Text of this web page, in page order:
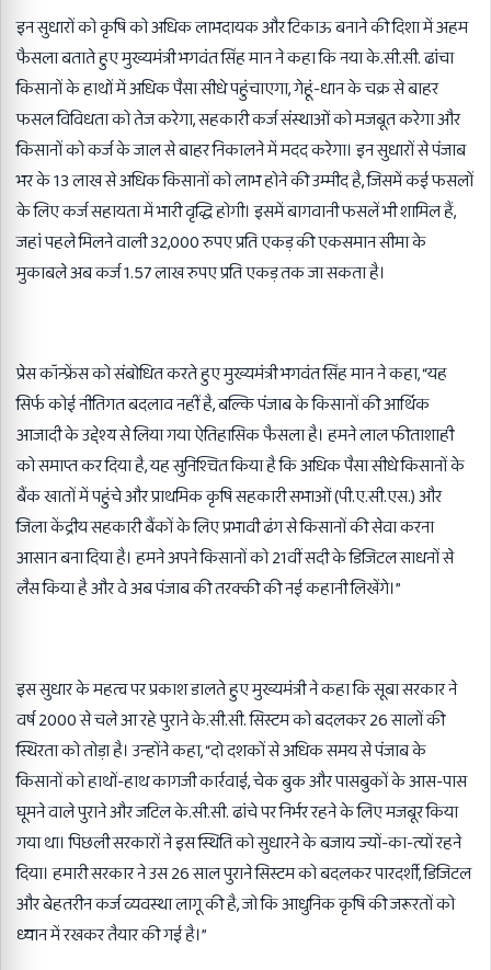
इन सुधारों को कृषि को अधिक लाभदायक और टिकाऊ बनाने की दिशा में अहम
फैसला बताते हुए मुख्यमंत्री भगवंत सिंह मान ने कहा कि नया के.सी.सी. ढांचा
किसानों के हाथों में अधिक पैसा सीधे पहुंचाएगा, गेहूं-धान के चक्र से बाहर
फसल विविधता को तेज करेगा, सहकारी कर्ज संस्थाओं को मजबूत करेगा और
किसानों को कर्ज के जाल से बाहर निकालने में मदद करेगा। इन सुधारों से पंजाब
भर के 13 लाख से अधिक किसानों को लाभ होने की उम्मीद है, जिसमें कई फसलों
के लिए कर्ज सहायता में भारी वृद्धि होगी। इसमें बागवानी फसलें भी शामिल हैं,
जहां पहले मिलने वाली 32,000 रुपए प्रति एकड़ की एकसमान सीमा के
मुकाबले अब कर्ज 1.57 लाख रुपए प्रति एकड़ तक जा सकता है।
प्रेस कॉन्फ्रेंस को संबोधित करते हुए मुख्यमंत्री भगवंत सिंह मान ने कहा, “यह
सिर्फ कोई नीतिगत बदलाव नहीं है, बल्कि पंजाब के किसानों की आर्थिक
आजादी के उद्देश्य से लिया गया ऐतिहासिक फैसला है। हमने लाल फीताशाही
को समाप्त कर दिया है, यह सुनिश्चित किया है कि अधिक पैसा सीधे किसानों के
बैंक खातों में पहुंचे और प्राथमिक कृषि सहकारी सभाओं (पी.ए.सी.एस.) और
जिला केंद्रीय सहकारी बैंकों के लिए प्रभावी ढंग से किसानों की सेवा करना
आसान बना दिया है। हमने अपने किसानों को 21वीं सदी के डिजिटल साधनों से
लैस किया है और वे अब पंजाब की तरक्की की नई कहानी लिखेंगे।”
इस सुधार के महत्व पर प्रकाश डालते हुए मुख्यमंत्री ने कहा कि सूबा सरकार ने
वर्ष 2000 से चले आ रहे पुराने के.सी.सी. सिस्टम को बदलकर 26 सालों की
स्थिरता को तोड़ा है। उन्होंने कहा, “दो दशकों से अधिक समय से पंजाब के
किसानों को हाथों-हाथ कागजी कार्रवाई, चेक बुक और पासबुकों के आस-पास
घूमने वाले पुराने और जटिल के.सी.सी. ढांचे पर निर्भर रहने के लिए मजबूर किया
गया था। पिछली सरकारों ने इस स्थिति को सुधारने के बजाय ज्यों-का-त्यों रहने
दिया। हमारी सरकार ने उस 26 साल पुराने सिस्टम को बदलकर पारदर्शी, डिजिटल
और बेहतरीन कर्ज व्यवस्था लागू की है, जो कि आधुनिक कृषि की जरूरतों को
ध्यान में रखकर तैयार की गई है।”